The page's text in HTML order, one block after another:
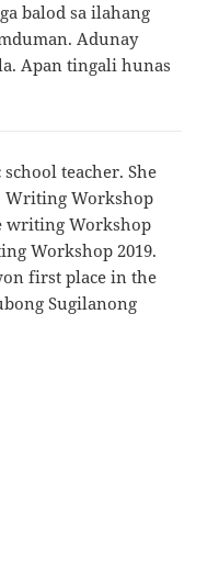
balod sa ilahang
Adunay
Apan tingali hunas
teacher. She
Writing Workshop
writing Workshop
Workshop 2019.
first place in the
Sugilanong